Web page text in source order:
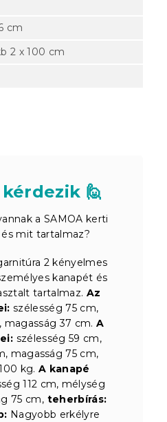
cm
2 x 100 cm
🙋
a SAMOA kerti
mit tartalmaz?
2 kényelmes
kanapét és
tartalmaz. Az
szélesség 75 cm,
37 cm. A
szélesség 59 cm,
magasság 75 cm,
kg. A kanapé
112 cm, mélység
75 cm, teherbírás:
Nagyobb erkélyre